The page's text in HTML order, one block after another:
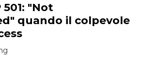
501: "Not
quando il colpevole